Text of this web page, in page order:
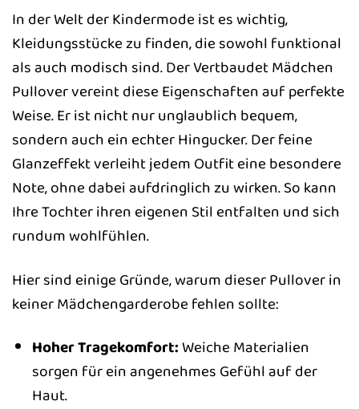
In der Welt der Kindermode ist es wichtig,
Kleidungsstücke zu finden, die sowohl funktional
als auch modisch sind. Der Vertbaudet Mädchen
Pullover vereint diese Eigenschaften auf perfekte
Weise. Er ist nicht nur unglaublich bequem,
sondern auch ein echter Hingucker. Der feine
Glanzeffekt verleiht jedem Outfit eine besondere
Note, ohne dabei aufdringlich zu wirken. So kann
Ihre Tochter ihren eigenen Stil entfalten und sich
rundum wohlfühlen.
Hier sind einige Gründe, warum dieser Pullover in
keiner Mädchengarderobe fehlen sollte:
Hoher Tragekomfort:Weiche Materialien
sorgen für ein angenehmes Gefühl auf der
Haut.